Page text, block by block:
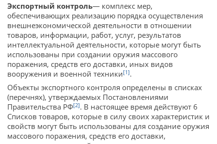
Перейти к:навигация,поиск
Экспортный контроль— комплекс мер,
обеспечивающих реализацию порядка осуществления
внешнеэкономической деятельности в отношении
товаров, информации, работ, услуг, результатов
интеллектуальной деятельности, которые могут быть
использованы при создании оружия массового
поражения, средств его доставки, иных видов
вооружения и военной техники[1].
Объекты экспортного контроля определены в списках
(перечнях), утверждаемых Постановлениями
Правительства РФ[2]. В настоящее время действуют 6
Списков товаров, которые в силу своих характеристик и
свойств могут быть использованы для создание оружия
массового поражения, средств его доставки,